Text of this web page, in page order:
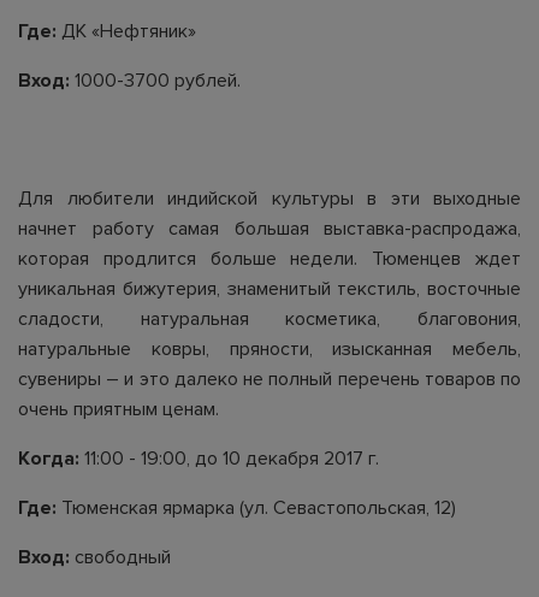
Где: ДК «Нефтяник»
Вход: 1000-3700 рублей.
Для любители индийской культуры в эти выходные
начнет работу самая большая выставка-распродажа,
которая продлится больше недели. Тюменцев ждет
уникальная бижутерия, знаменитый текстиль, восточные
сладости, натуральная косметика, благовония,
натуральные ковры, пряности, изысканная мебель,
сувениры – и это далеко не полный перечень товаров по
очень приятным ценам.
Когда: 11:00 - 19:00, до 10 декабря 2017 г.
Где: Тюменская ярмарка (ул. Севастопольская, 12)
Вход: свободный